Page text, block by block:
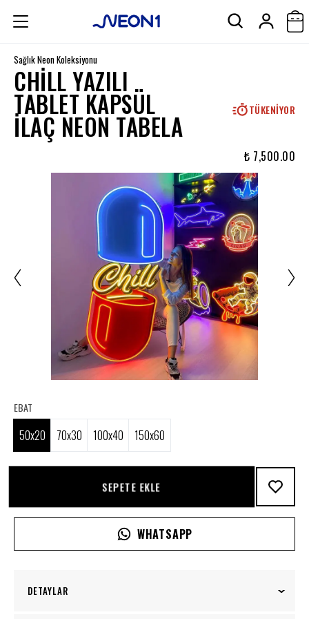
Sağlık Neon Koleksiyonu
CHILL YAZILI
TABLET KAPSÜL
İLAÇ NEON TABELA
TÜKENIYOR
₺ 7,500.00
EBAT
50x20 70x30 100x40 150x60
SEPETE EKLE
WHATSAPP
DETAYLAR